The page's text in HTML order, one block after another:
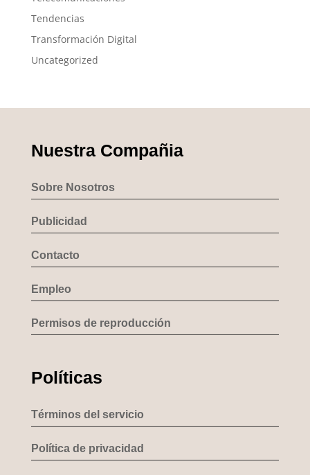
Tendencias
Transformación Digital
Uncategorized
Nuestra Compañia
Sobre Nosotros
Publicidad
Contacto
Empleo
Permisos de reproducción
Políticas
Términos del servicio
Política de privacidad